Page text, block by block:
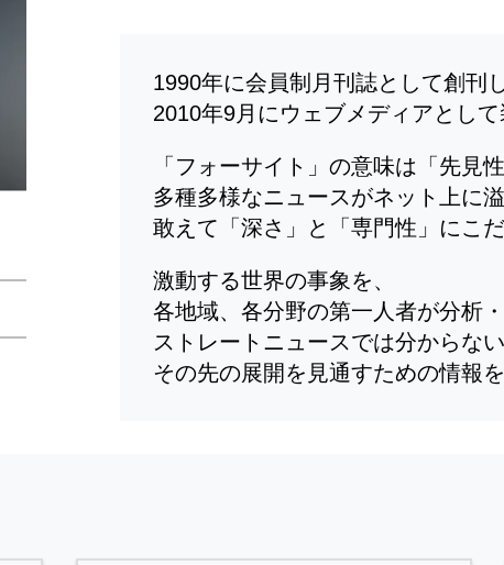
1990年に会員制月刊誌として創刊
2010年9月にウェブメディアとして
「フォーサイト」の意味は「先見性
多種多様なニュースがネット上に溢
敢えて「深さ」と「専門性」にこだ
激動する世界の事象を、
各地域、各分野の第一人者が分析・
ストレートニュースでは分からな
その先の展開を見通すための情報を